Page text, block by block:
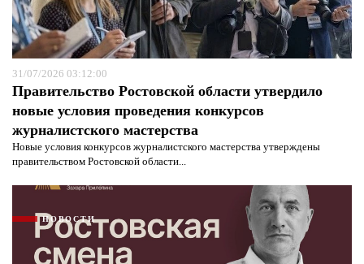
31/07/2026 03:12:00
Правительство Ростовской области утвердило
новые условия проведения конкурсов
журналистского мастерства
Новые условия конкурсов журналистского мастерства утверждены
правительством Ростовской области...
НОВОСТИ